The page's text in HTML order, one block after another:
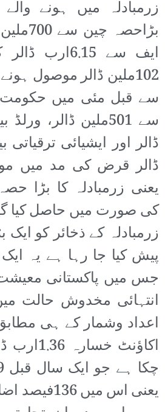
زرمبادلہ میں ہونے
بڑاحصہ
ایف سے
102ملین ڈالر موصول
سے قبل مئی میں حکومت
ڈالر قرض کی مد میں
یعنی زرمبادلہ کا بڑا
کی صورت میں حاصل کیا
زرمبادلہ کے ذخائر کو ایک
پیش کیا جا رہا ہے یہ
جس میں پاکستانی
انتہائی مخدوش حالت
اعداد وشمار کے ہی
اکاؤنٹ
یعنی اس میں